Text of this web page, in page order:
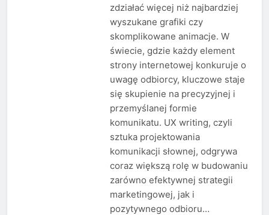
zdziałać więcej niż najbardziej
wyszukane grafiki czy
skomplikowane animacje. W
świecie, gdzie każdy element
strony internetowej konkuruje o
uwagę odbiorcy, kluczowe staje
się skupienie na precyzyjnej i
przemyślanej formie
komunikatu. UX writing, czyli
sztuka projektowania
komunikacji słownej, odgrywa
coraz większą rolę w budowaniu
zarówno efektywnej strategii
marketingowej, jak i
pozytywnego odbioru…